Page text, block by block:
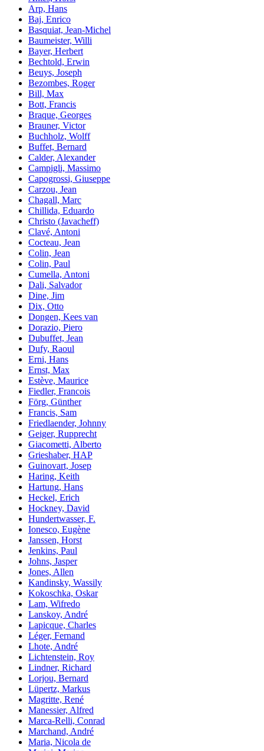
Arp, Hans
Baj, Enrico
Basquiat, Jean-Michel
Baumeister, Willi
Bayer, Herbert
Bechtold, Erwin
Beuys, Joseph
Bezombes, Roger
Bill, Max
Bott, Francis
Braque, Georges
Brauner, Victor
Buchholz, Wolff
Buffet, Bernard
Calder, Alexander
Campigli, Massimo
Capogrossi, Giuseppe
Carzou, Jean
Chagall, Marc
Chillida, Eduardo
Christo (Javacheff)
Clavé, Antoni
Cocteau, Jean
Colin, Jean
Colin, Paul
Cumella, Antoni
Dali, Salvador
Dine, Jim
Dix, Otto
Dongen, Kees van
Dorazio, Piero
Dubuffet, Jean
Dufy, Raoul
Erni, Hans
Ernst, Max
Estève, Maurice
Fiedler, Francois
Förg, Günther
Francis, Sam
Friedlaender, Johnny
Geiger, Rupprecht
Giacometti, Alberto
Grieshaber, HAP
Guinovart, Josep
Haring, Keith
Hartung, Hans
Heckel, Erich
Hockney, David
Hundertwasser, F.
Ionesco, Eugène
Janssen, Horst
Jenkins, Paul
Johns, Jasper
Jones, Allen
Kandinsky, Wassily
Kokoschka, Oskar
Lam, Wifredo
Lanskoy, André
Lapicque, Charles
Léger, Fernand
Lhote, André
Lichtenstein, Roy
Lindner, Richard
Lorjou, Bernard
Lüpertz, Markus
Magritte, René
Manessier, Alfred
Marca-Relli, Conrad
Marchand, André
Maria, Nicola de